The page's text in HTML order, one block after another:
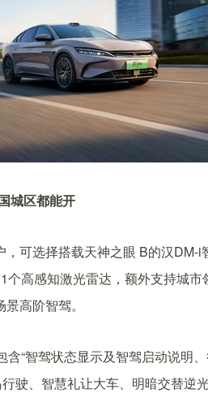
城区都能开
可选择搭载天神之眼 B的汉DM-
高感知激光雷达，额外支持城市
高阶智驾。
“智驾状态显示及智驾启动说明
驶、智慧礼让大车、明暗交替逆